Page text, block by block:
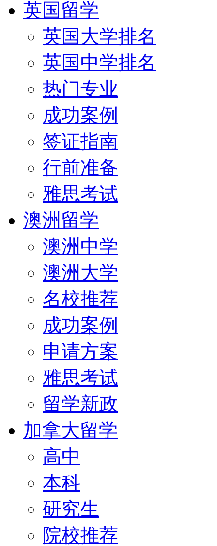
英国留学
英国大学排名
英国中学排名
热门专业
成功案例
签证指南
行前准备
雅思考试
澳洲留学
澳洲中学
澳洲大学
名校推荐
成功案例
申请方案
雅思考试
留学新政
加拿大留学
高中
本科
研究生
院校推荐